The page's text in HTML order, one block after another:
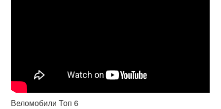
Веломобили Топ 6